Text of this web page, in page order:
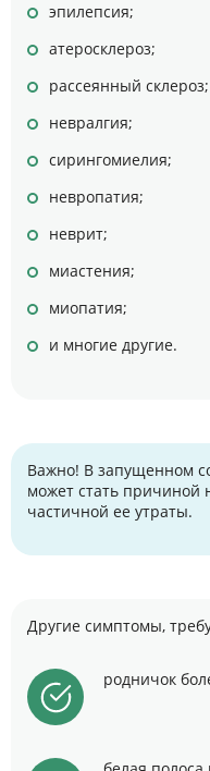
эпилепсия;
атеросклероз;
рассеянный склероз;
невралгия;
сирингомиелия;
невропатия;
неврит;
миастения;
миопатия;
и многие другие.
Важно! В запущенном
может стать причиной
частичной ее утраты.
Другие симптомы,
родничок